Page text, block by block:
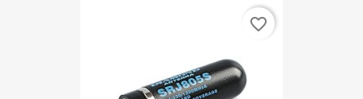
favorite_border